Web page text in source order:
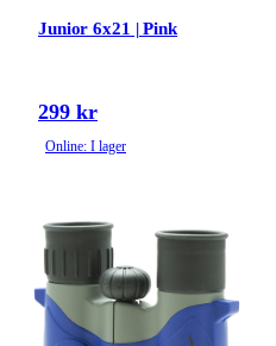
Junior 6x21 | Pink
299 kr
Online: I lager